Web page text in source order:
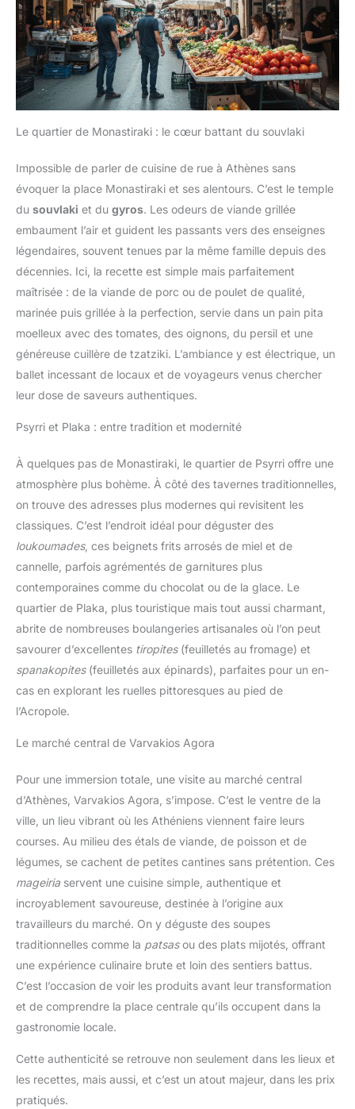
Le quartier de Monastiraki : le cœur battant du souvlaki
Impossible de parler de cuisine de rue à Athènes sans
évoquer la place Monastiraki et ses alentours. C’est le temple
du souvlaki et du gyros. Les odeurs de viande grillée
embaument l’air et guident les passants vers des enseignes
légendaires, souvent tenues par la même famille depuis des
décennies. Ici, la recette est simple mais parfaitement
maîtrisée : de la viande de porc ou de poulet de qualité,
marinée puis grillée à la perfection, servie dans un pain pita
moelleux avec des tomates, des oignons, du persil et une
généreuse cuillère de tzatziki. L’ambiance y est électrique, un
ballet incessant de locaux et de voyageurs venus chercher
leur dose de saveurs authentiques.
Psyrri et Plaka : entre tradition et modernité
À quelques pas de Monastiraki, le quartier de Psyrri offre une
atmosphère plus bohème. À côté des tavernes traditionnelles,
on trouve des adresses plus modernes qui revisitent les
classiques. C’est l’endroit idéal pour déguster des
loukoumades, ces beignets frits arrosés de miel et de
cannelle, parfois agrémentés de garnitures plus
contemporaines comme du chocolat ou de la glace. Le
quartier de Plaka, plus touristique mais tout aussi charmant,
abrite de nombreuses boulangeries artisanales où l’on peut
savourer d’excellentes tiropites(feuilletés au fromage) et
spanakopites(feuilletés aux épinards), parfaites pour un en-
cas en explorant les ruelles pittoresques au pied de
l’Acropole.
Le marché central de Varvakios Agora
Pour une immersion totale, une visite au marché central
d’Athènes, Varvakios Agora, s’impose. C’est le ventre de la
ville, un lieu vibrant où les Athéniens viennent faire leurs
courses. Au milieu des étals de viande, de poisson et de
légumes, se cachent de petites cantines sans prétention. Ces
mageiria servent une cuisine simple, authentique et
incroyablement savoureuse, destinée à l’origine aux
travailleurs du marché. On y déguste des soupes
traditionnelles comme la patsasou des plats mijotés, offrant
une expérience culinaire brute et loin des sentiers battus.
C’est l’occasion de voir les produits avant leur transformation
et de comprendre la place centrale qu’ils occupent dans la
gastronomie locale.
Cette authenticité se retrouve non seulement dans les lieux et
les recettes, mais aussi, et c’est un atout majeur, dans les prix
pratiqués.